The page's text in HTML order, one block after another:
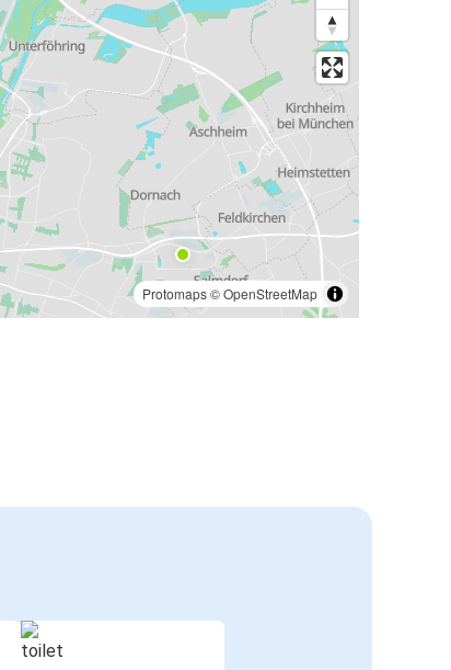
Protomaps©OpenStreetMap